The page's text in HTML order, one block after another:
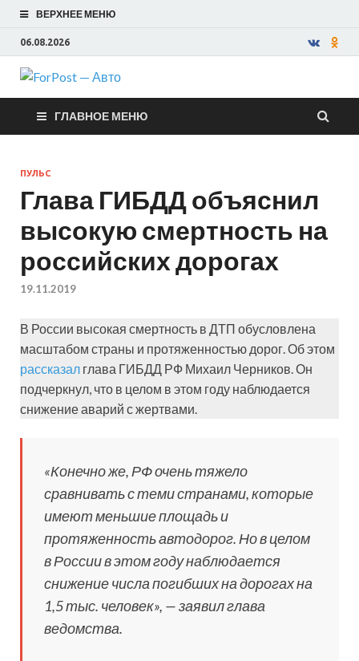
ВЕРХНЕЕ МЕНЮ
06.08.2026
ForPost —
Авто
ГЛАВНОЕ МЕНЮ
ПУЛЬС
Глава ГИБДД объяснил
высокую смертность на
российских дорогах
19.11.2019
В России высокая смертность в ДТП обусловлена
масштабом страны и протяженностью дорог. Об этом
рассказал глава ГИБДД РФ Михаил Черников. Он
подчеркнул, что в целом в этом году наблюдается
снижение аварий с жертвами.
«Конечно же, РФ очень тяжело
сравнивать с теми странами, которые
имеют меньшие площадь и
протяженность автодорог. Но в целом
в России в этом году наблюдается
снижение числа погибших на дорогах на
1,5 тыс. человек», — заявил глава
ведомства.